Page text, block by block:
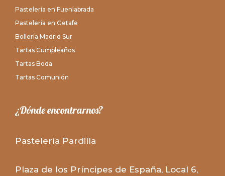
Pastelería en Fuenlabrada
Pastelería en Getafe
Bollería Madrid Sur
Tartas Cumpleaños
Tartas Boda
Tartas Comunión
¿Dónde encontrarnos?
Pastelería Pardilla
Plaza de los Príncipes de España, Local 6,